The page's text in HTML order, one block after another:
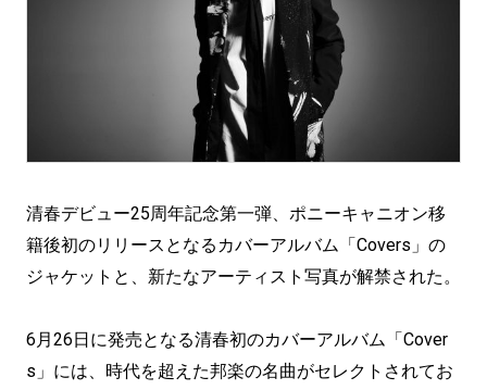
清春デビュー25周年記念第一弾、ポニーキャニオン移
籍後初のリリースとなるカバーアルバム「Covers」の
ジャケットと、新たなアーティスト写真が解禁された。
6月26日に発売となる清春初のカバーアルバム「Cover
s」には、時代を超えた邦楽の名曲がセレクトされてお